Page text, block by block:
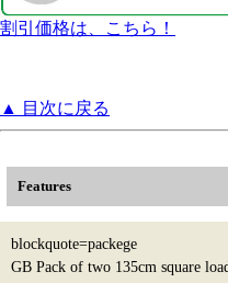
割引価格は、こちら！
▲ 目次に戻る
Features
blockquote=packege
GB Pack of two 135cm square